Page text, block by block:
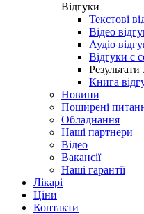
Відгуки
Текстові
Відео
Аудіо
Відгуки с
Результати
Книга
Новини
Поширені
Обладнання
Наші партнери
Відео
Вакансії
Наші гарантії
Лікарі
Ціни
Контакти